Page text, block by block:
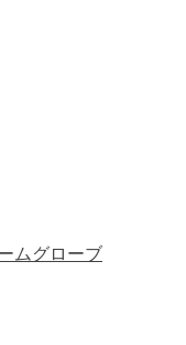
ムグローブ